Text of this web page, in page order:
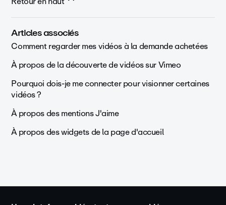
Articles associés
Comment regarder mes vidéos à la demande achetées
À propos de la découverte de vidéos sur Vimeo
Pourquoi dois-je me connecter pour visionner certaines
vidéos ?
À propos des mentions J'aime
À propos des widgets de la page d'accueil